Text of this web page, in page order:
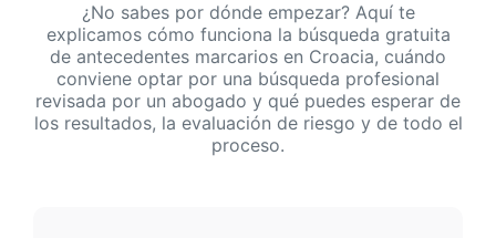
¿No sabes por dónde empezar? Aquí te
explicamos cómo funciona la búsqueda gratuita
de antecedentes marcarios en Croacia, cuándo
conviene optar por una búsqueda profesional
revisada por un abogado y qué puedes esperar de
los resultados, la evaluación de riesgo y de todo el
proceso.